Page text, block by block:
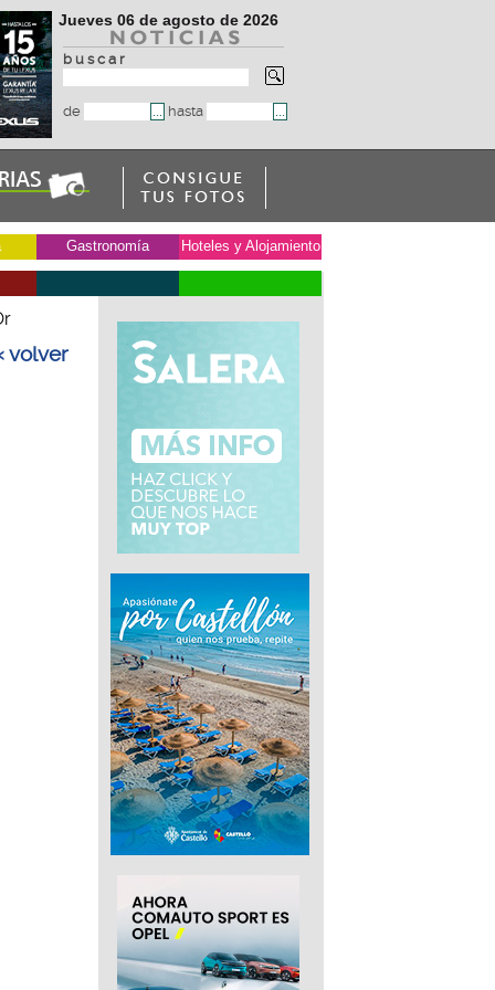
Jueves 06 de agosto de 2026
b u s c a r
de hasta
Gastronomía Hoteles y Alojamiento
volver